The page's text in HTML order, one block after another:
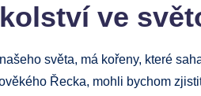
ve
světa, má kořeny, které
Řecka, mohli bychom